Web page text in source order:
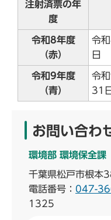
注射済票の年
度
令和8年度
（赤）
令
日
令和9年度
（青）
令
31
お問い合わ
環境部 環境保全課
千葉県松戸市根
電話番号： 047-
1325